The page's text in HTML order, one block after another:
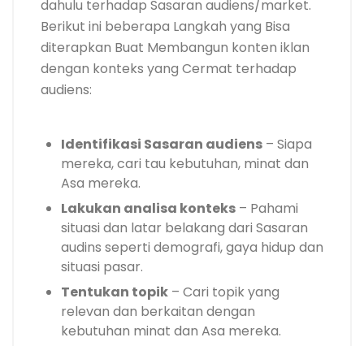
dahulu terhadap Sasaran audiens/market.
Berikut ini beberapa Langkah yang Bisa
diterapkan Buat Membangun konten iklan
dengan konteks yang Cermat terhadap
audiens:
Identifikasi Sasaran audiens – Siapa
mereka, cari tau kebutuhan, minat dan
Asa mereka.
Lakukan analisa konteks – Pahami
situasi dan latar belakang dari Sasaran
audins seperti demografi, gaya hidup dan
situasi pasar.
Tentukan topik – Cari topik yang
relevan dan berkaitan dengan
kebutuhan minat dan Asa mereka.